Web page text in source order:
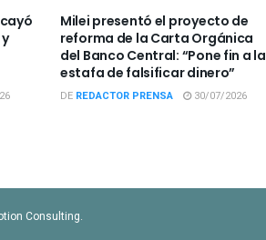
Milei presentó el proyecto de
reforma de la Carta Orgánica
del Banco Central: “Pone fin a la
estafa de falsificar dinero”
DE REDACTOR PRENSA 30/07/2026
Consulting.